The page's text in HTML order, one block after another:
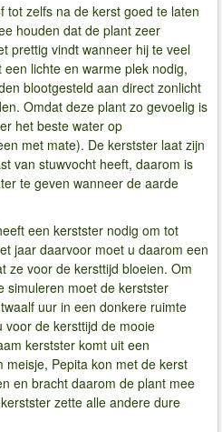
tot zelfs na de kerst goed te laten
houden dat de plant zeer
prettig vindt wanneer hij te veel
lichte en warme plek nodig,
blootgesteld aan direct zonlicht
Omdat deze plant zo gevoelig is
het beste water op
met mate). De kerstster laat zijn
van stuwvocht heeft, daarom is
te geven wanneer de aarde
een kerstster nodig om tot
jaar daarvoor moet u daarom een
ze voor de kersttijd bloeien. Om
simuleren moet de kerstster
uur in een donkere ruimte
de kersttijd de mooie
kerstster komt uit een
meisje, Pepita kon met de kerst
en bracht daarom de plant mee
zette alle andere dure